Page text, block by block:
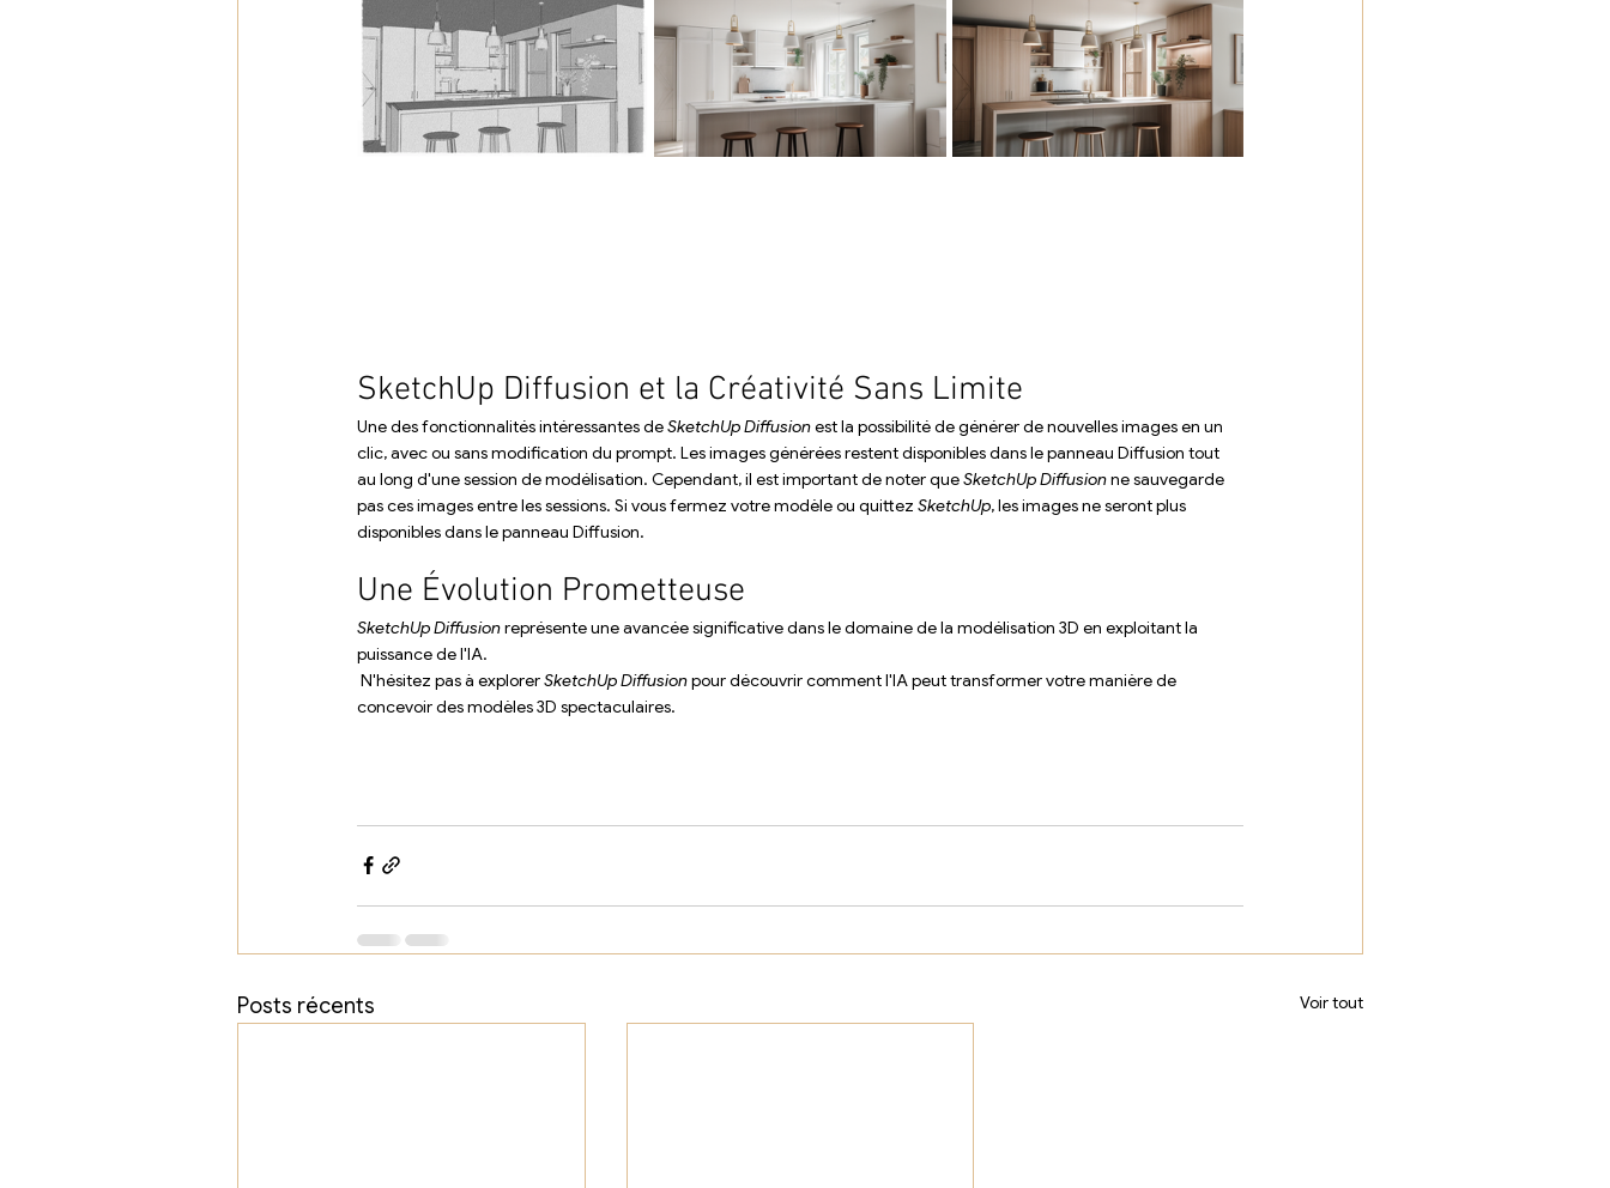
SketchUp Diffusion et la Créativité Sans Limite
Une des fonctionnalités intéressantes de SketchUp Diffusion est la possibilité de générer de nouvelles images en un
clic, avec ou sans modification du prompt. Les images générées restent disponibles dans le panneau Diffusion tout
au long d'une session de modélisation. Cependant, il est important de noter que SketchUp Diffusion ne sauvegarde
pas ces images entre les sessions. Si vous fermez votre modèle ou quittez SketchUp, les images ne seront plus
disponibles dans le panneau Diffusion.
Une Évolution Prometteuse
SketchUp Diffusion représente une avancée significative dans le domaine de la modélisation 3D en exploitant la
puissance de l'IA.
N'hésitez pas à explorer SketchUp Diffusion pour découvrir comment l'IA peut transformer votre manière de
concevoir des modèles 3D spectaculaires.
Posts récents Voir tout